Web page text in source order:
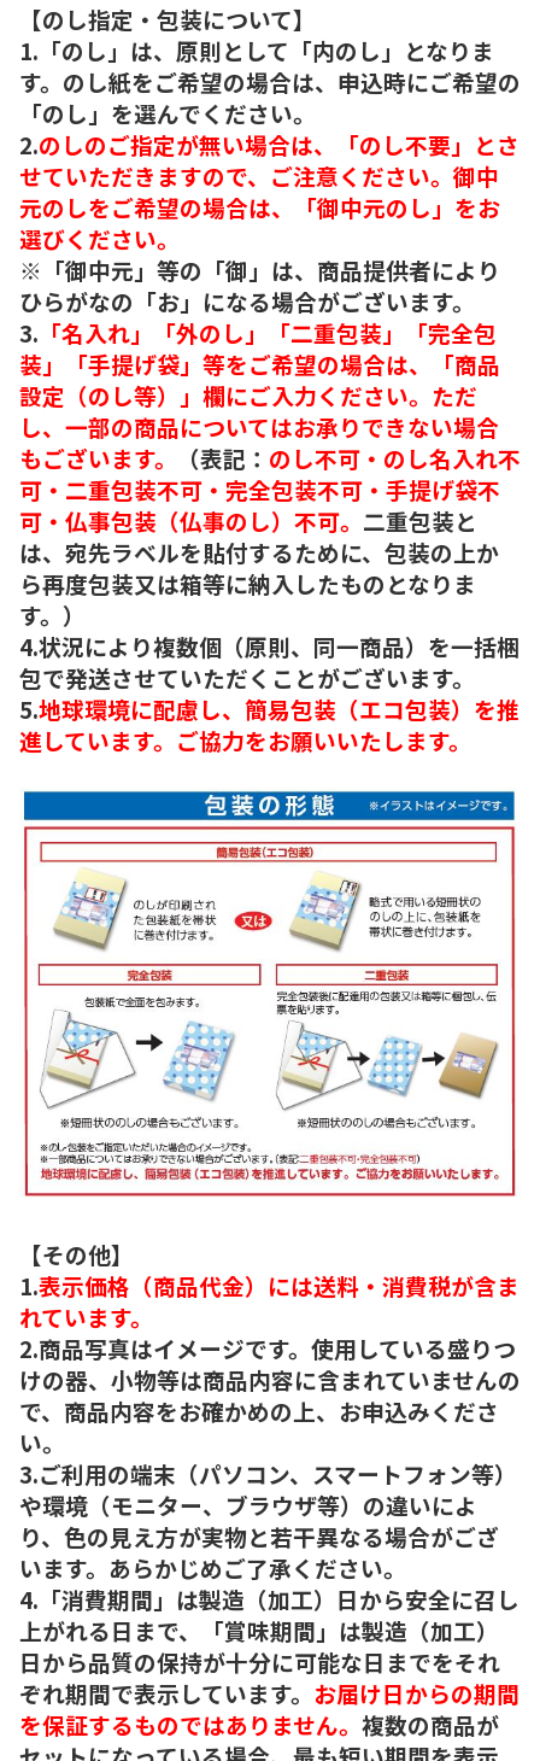
【のし指定・包装について】
1.「のし」は、原則として「内のし」となりま
す。のし紙をご希望の場合は、申込時にご希望の
「のし」を選んでください。
2.のしのご指定が無い場合は、「のし不要」とさ
せていただきますので、ご注意ください。御中
元のしをご希望の場合は、「御中元のし」をお
選びください。
※「御中元」等の「御」は、商品提供者により
ひらがなの「お」になる場合がございます。
3. 「名入れ」「外のし」「二重包装」「完全包
装」「手提げ袋」等をご希望の場合は、「商品
設定（のし等）」欄にご入力ください。ただ
し、一部の商品についてはお承りできない場合
もございます。
（表記： のし不可・のし名入れ不
可・二重包装不可・完全包装不可・手提げ袋不
可・仏事包装（仏事のし）不可。 二重包装と
は、宛先ラベルを貼付するために、包装の上か
ら再度包装又は箱等に納入したものとなりま
す。）
4.状況により複数個（原則、同一商品）を一括梱
包で発送させていただくことがございます。
5.地球環境に配慮し、簡易包装（エコ包装）を推
進しています。ご協力をお願いいたします。
【その他】
1.表示価格（商品代金）には送料・消費税が含ま
れています。
2.商品写真はイメージです。使用している盛りつ
けの器、小物等は商品内容に含まれていませんの
で、商品内容をお確かめの上、お申込みくださ
い。
3.ご利用の端末（パソコン、スマートフォン等）
や環境（モニター、ブラウザ等）の違いによ
り、色の見え方が実物と若干異なる場合がござ
います。あらかじめご了承ください。
4.「消費期間」は製造（加工）日から安全に召し
上がれる日まで、「賞味期間」は製造（加工）
日から品質の保持が十分に可能な日までをそれ
ぞれ期間で表示しています。 お届け日からの期間
を保証するものではありません。 複数の商品が